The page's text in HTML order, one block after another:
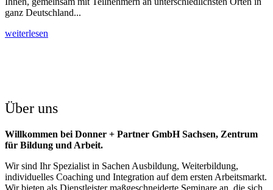
ganz Deutschland...
weiterlesen
Über uns
Willkommen bei Donner + Partner GmbH Sachsen, Zentrum
für Bildung und Arbeit.
Wir sind Ihr Spezialist in Sachen Ausbildung, Weiterbildung,
individuelles Coaching und Integration auf dem ersten Arbeitsmarkt.
Wir bieten als Dienstleister maßgeschneiderte Seminare an, die sich